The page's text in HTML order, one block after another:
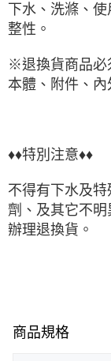
下水、洗滌、
整性。
※退換貨商品必
本體、附件、內
♦♦特別注意♦♦
不得有下水及
劑、及其它不
辦理退換貨。
商品規格